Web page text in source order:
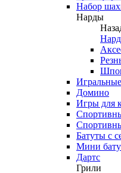
Набор
Нарды
Домино
Игры для
Батуты с
Мини
Дартс
Грили